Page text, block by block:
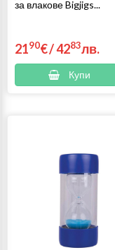
за влакове Bigjigs...
2190€/4283лв.
Купи